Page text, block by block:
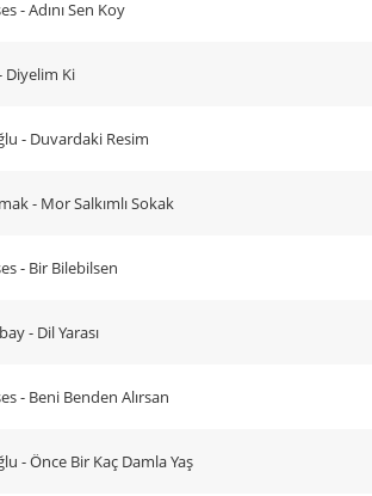
- Adını Sen Koy
Diyelim Ki
- Duvardaki Resim
- Mor Salkımlı Sokak
- Bir Bilebilsen
- Dil Yarası
- Beni Benden Alırsan
- Önce Bir Kaç Damla Yaş